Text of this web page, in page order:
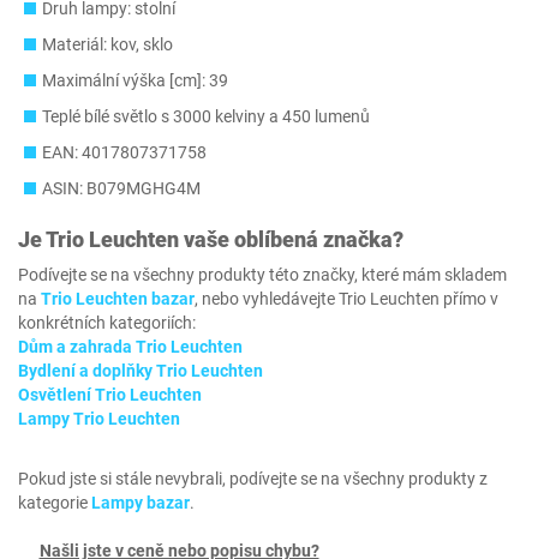
Druh lampy: stolní
Materiál: kov, sklo
Maximální výška [cm]: 39
Teplé bílé světlo s 3000 kelviny a 450 lumenů
EAN: 4017807371758
ASIN: B079MGHG4M
JeTrio Leuchtenvaše oblíbená značka?
Podívejte se na všechny produkty této značky, které mám skladem
na Trio Leuchten bazar, nebo vyhledávejte Trio Leuchten přímo v
konkrétních kategoriích:
Dům a zahrada Trio Leuchten
Bydlení a doplňky Trio Leuchten
Osvětlení Trio Leuchten
Lampy Trio Leuchten
Pokud jste si stále nevybrali, podívejte se na všechny produkty z
kategorieLampy bazar.
Našli jste v ceně nebo popisu chybu?